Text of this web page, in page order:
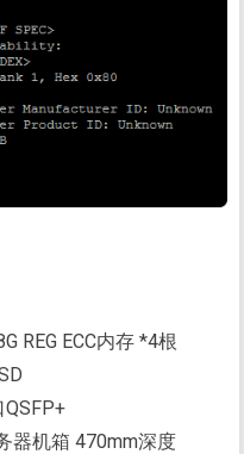
REG ECC内存 *4根
器机箱 470mm深度